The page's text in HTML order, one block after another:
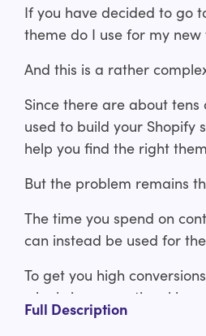
If you have decided to go
theme do I use for my new
And this is a rather
Since there are about
used to build your Shopify
help you find the right
But the problem remains
The time you spend on
can instead be used for
To get you high
who bring exceptional
experienced Shopify
Full Description